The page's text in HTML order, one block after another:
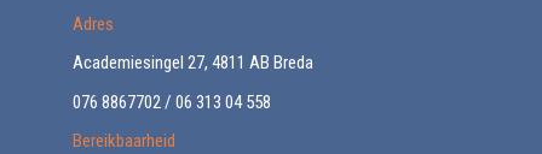
Adres
Academiesingel 27, 4811 AB Breda
076 8867702 / 06 313 04 558
Bereikbaarheid